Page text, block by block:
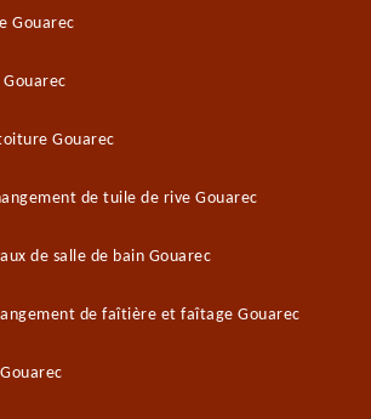
Gouarec
Gouarec
de tuile de rive Gouarec
de salle de bain Gouarec
de faîtière et faîtage Gouarec